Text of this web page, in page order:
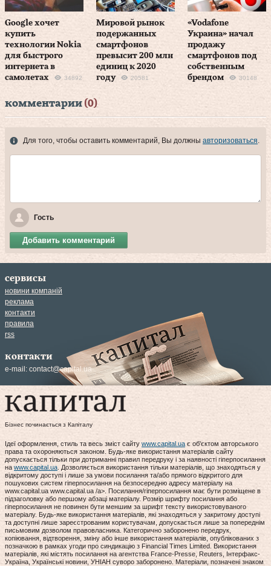
Google хочет
купить
технологии Nokia
для быстрого
интернета в
самолетах
34892
Мировой рынок
подержанных
смартфонов
превысит 200 млн
единиц к 2020
году
20581
«Vodafone
Украина» начал
продажу
смартфонов под
собственным
брендом
30148
комментарии (0)
Для того, чтобы оставить комментарий, Вы должны авторизоваться.
Гость
Добавить комментарий
сервисы
новини компаній
реклама
контакти
правила
rss
контакти
e-mail: contact@capital.ua
Бізнес починається з Капіталу
Ідеї оформлення, стиль та весь зміст сайту www.capital.ua є об'єктом авторського
права та охороняються законом. Будь-яке використання матеріалів сайту
допускається тільки при дотриманні правил передруку і за наявності гіперпосилання
на www.capital.ua . Дозволяється використання тільки матеріалів, що знаходяться у
відкритому доступі і лише за умови посилання та/або прямого відкритого для
пошукових систем гіперпосилання на безпосередню адресу матеріалу на
www.capital.ua www.capital.ua /a>. Посилання/гіперпосилання має бути розміщене в
підзаголовку або першому абзаці матеріалу. Розмір шрифту посилання або
гіперпосилання не повинен бути меншим за шрифт тексту використовуваного
матеріалу. Будь-яке використання матеріалів, які знаходяться у закритому доступі
та доступні лише зареєстрованим користувачам, допускається лише за попереднім
письмовим дозволом правовласника. Категорично заборонено передрук,
копіювання, відтворення, зміну або інше використання матеріалів, опублікованих з
позначкою в рамках угоди про синдикацію з Financial Times Limited. Використання
матеріалів, які містять посилання на агентства France-Presse, Reuters, Інтерфакс-
Україна, Українські новини, УНІАН суворо заборонено. Матеріали, позначені знаком